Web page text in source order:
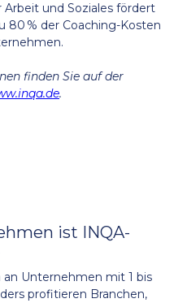
und Soziales fördert
80 % der Coaching-Kosten
finden Sie auf der
.
ist INQA-
Unternehmen mit 1 bis
profitieren Branchen,